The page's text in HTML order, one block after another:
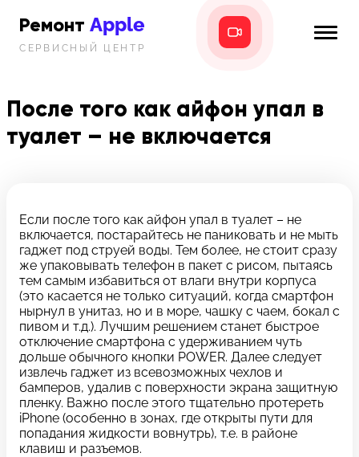
Ремонт Apple
СЕРВИСНЫЙ ЦЕНТР
iPad
MacBook
Новости
i-info
Телефон:
+7 (812) 409-39-75
Адрес:
8 Красноармейская, 18
Режим работы:
c 10:00 до 21:00
Связаться с нами
После того как айфон упал в
туалет – не включается
Если после того как айфон упал в туалет – не
включается, постарайтесь не паниковать и не мыть
гаджет под струей воды. Тем более, не стоит сразу
же упаковывать телефон в пакет с рисом, пытаясь
тем самым избавиться от влаги внутри корпуса
(это касается не только ситуаций, когда смартфон
нырнул в унитаз, но и в море, чашку с чаем, бокал с
пивом и т.д.). Лучшим решением станет быстрое
отключение смартфона с удерживанием чуть
дольше обычного кнопки POWER. Далее следует
извлечь гаджет из всевозможных чехлов и
бамперов, удалив с поверхности экрана защитную
пленку. Важно после этого тщательно протереть
iPhone (особенно в зонах, где открыты пути для
попадания жидкости вовнутрь), т.е. в районе
клавиш и разъемов.